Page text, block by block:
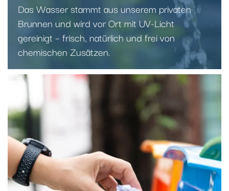
Das Wasser stammt aus unserem privaten
Brunnen und wird vor Ort mit UV-Licht
gereinigt – frisch, natürlich und frei von
chemischen Zusätzen.